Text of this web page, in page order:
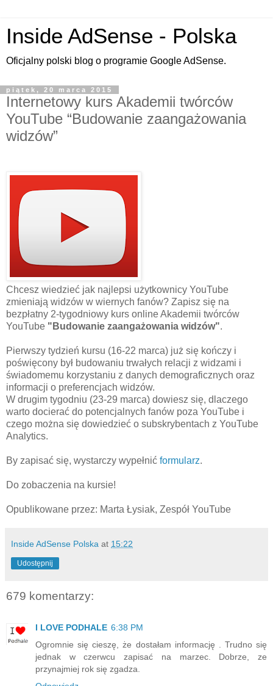
Inside AdSense - Polska
Oficjalny polski blog o programie Google AdSense.
piątek, 20 marca 2015
Internetowy kurs Akademii twórców
YouTube “Budowanie zaangażowania
widzów”
Chcesz wiedzieć jak najlepsi użytkownicy YouTube
zmieniają widzów w wiernych fanów? Zapisz się na
bezpłatny 2-tygodniowy kurs online Akademii twórców
YouTube "Budowanie zaangażowania widzów".
Pierwszy tydzień kursu (16-22 marca) już się kończy i
poświęcony był budowaniu trwałych relacji z widzami i
świadomemu korzystaniu z danych demograficznych oraz
informacji o preferencjach widzów.
W drugim tygodniu (23-29 marca) dowiesz się, dlaczego
warto docierać do potencjalnych fanów poza YouTube i
czego można się dowiedzieć o subskrybentach z YouTube
Analytics.
By zapisać się, wystarczy wypełnić formularz.
Do zobaczenia na kursie!
Opublikowane przez: Marta Łysiak, Zespół YouTube
Inside AdSense Polska at 15:22
Udostępnij
679 komentarzy:
I LOVE PODHALE 6:38 PM
Ogromnie się cieszę, że dostałam informację . Trudno się
jednak w czerwcu zapisać na marzec. Dobrze, ze
przynajmiej rok się zgadza.